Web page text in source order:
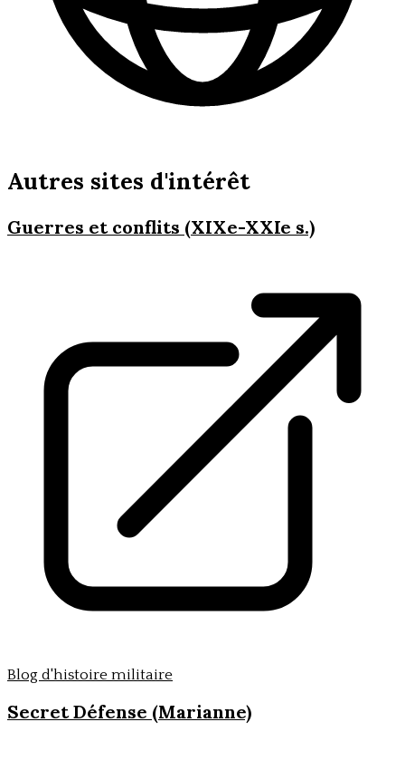
Autres sites d'intérêt
Guerres et conflits (XIXe-XXIe s.)
Blog d'histoire militaire
Secret Défense (Marianne)